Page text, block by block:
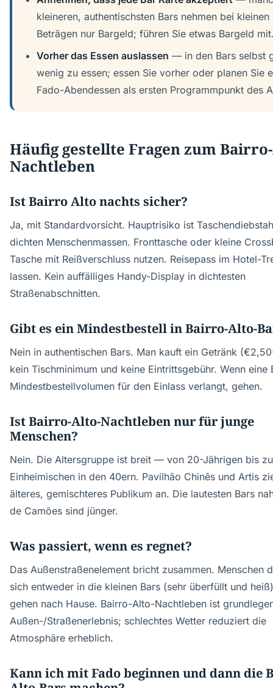
kleineren, authentischsten Bars nehmen bei kleinen
Beträgen nur Bargeld; führen Sie etwas Bargeld
Vorher das Essen auslassen — in den Bars selbst
wenig zu essen; essen Sie vorher oder planen Sie
Fado-Abendessen als ersten Programmpunkt des
Häufig gestellte Fragen zum
Nachtleben
Ist Bairro Alto nachts sicher?
Ja, mit Standardvorsicht. Hauptrisiko ist
dichten Menschenmassen. Fronttasche oder kleine
Tasche mit Reißverschluss nutzen. Reisepass im Hotel-
lassen. Kein auffälliges Handy-Display in dichtesten
Straßenabschnitten.
Gibt es ein Mindestbestell in Bairro-Alto-
Nein in authentischen Bars. Man kauft ein Getränk
kein Tischminimum und keine Eintrittsgebühr. Wenn eine
Mindestbestellvolumen für den Einlass verlangt, gehen.
Ist Bairro-Alto-Nachtleben nur für junge
Menschen?
Nein. Die Altersgruppe ist breit — von 20-Jährigen bis zu
Einheimischen in den 40ern. Pavilhão Chinês und Artis
älteres, gemischteres Publikum an. Die lautesten Bars
de Camões sind jünger.
Was passiert, wenn es regnet?
Das Außenstraßenelement bricht zusammen. Menschen
sich entweder in die kleinen Bars (sehr überfüllt und
gehen nach Hause. Bairro-Alto-Nachtleben ist
Außen-/Straßenerlebnis; schlechtes Wetter reduziert die
Atmosphäre erheblich.
Kann ich mit Fado beginnen und dann die